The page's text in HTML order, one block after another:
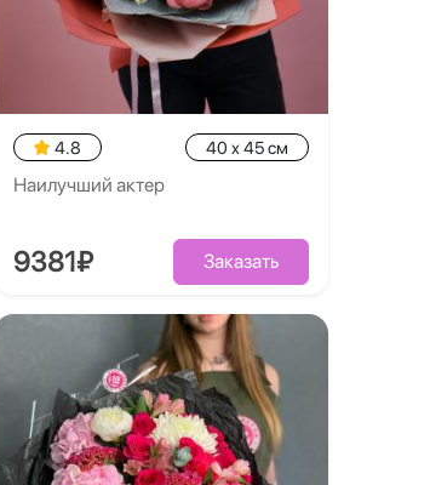
4.8 40 x 45 см
Наилучший актер
9381₽ Заказать